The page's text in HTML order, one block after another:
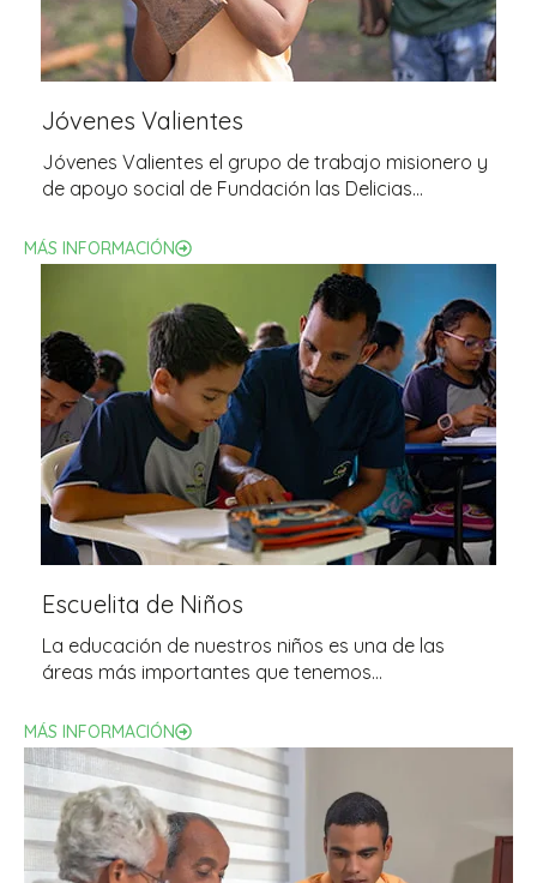
Jóvenes Valientes
Jóvenes Valientes el grupo de trabajo misionero y
de apoyo social de Fundación las Delicias…
MÁS INFORMACIÓN
Escuelita de Niños
La educación de nuestros niños es una de las
áreas más importantes que tenemos…
MÁS INFORMACIÓN